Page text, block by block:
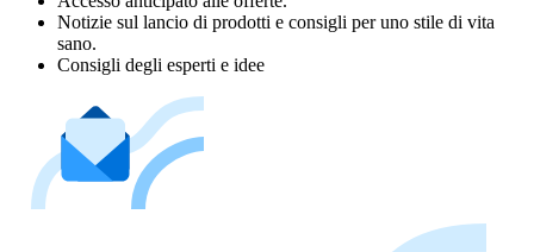
Notizie sul lancio di prodotti e consigli per uno stile di vita
sano.
Consigli degli esperti e idee